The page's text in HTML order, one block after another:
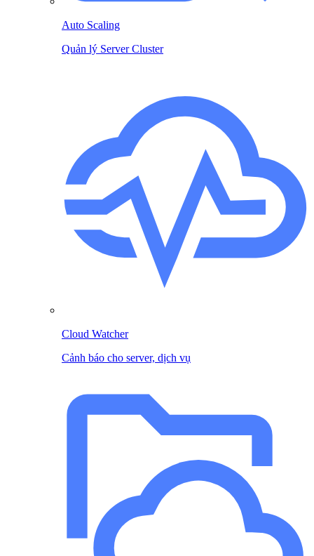
Auto Scaling
Quản lý Server Cluster
Cloud Watcher
Cảnh báo cho server, dịch vụ